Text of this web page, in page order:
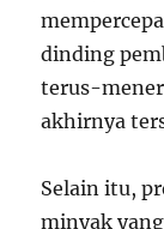
dinding
terus-
akhirnya
Selain itu,
minyak